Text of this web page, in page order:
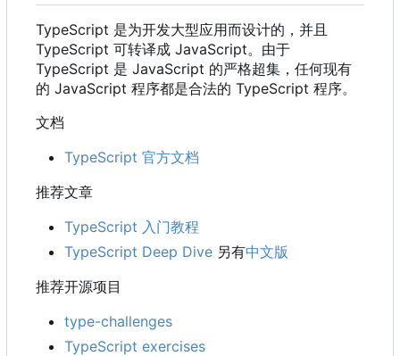
TypeScript 是为开发大型应用而设计的，并且
TypeScript 可转译成 JavaScript。由于
TypeScript 是 JavaScript 的严格超集，任何现有
的 JavaScript 程序都是合法的 TypeScript 程序。
文档
TypeScript 官方文档
推荐文章
TypeScript 入门教程
TypeScript Deep Dive 另有中文版
推荐开源项目
type-challenges
TypeScript exercises